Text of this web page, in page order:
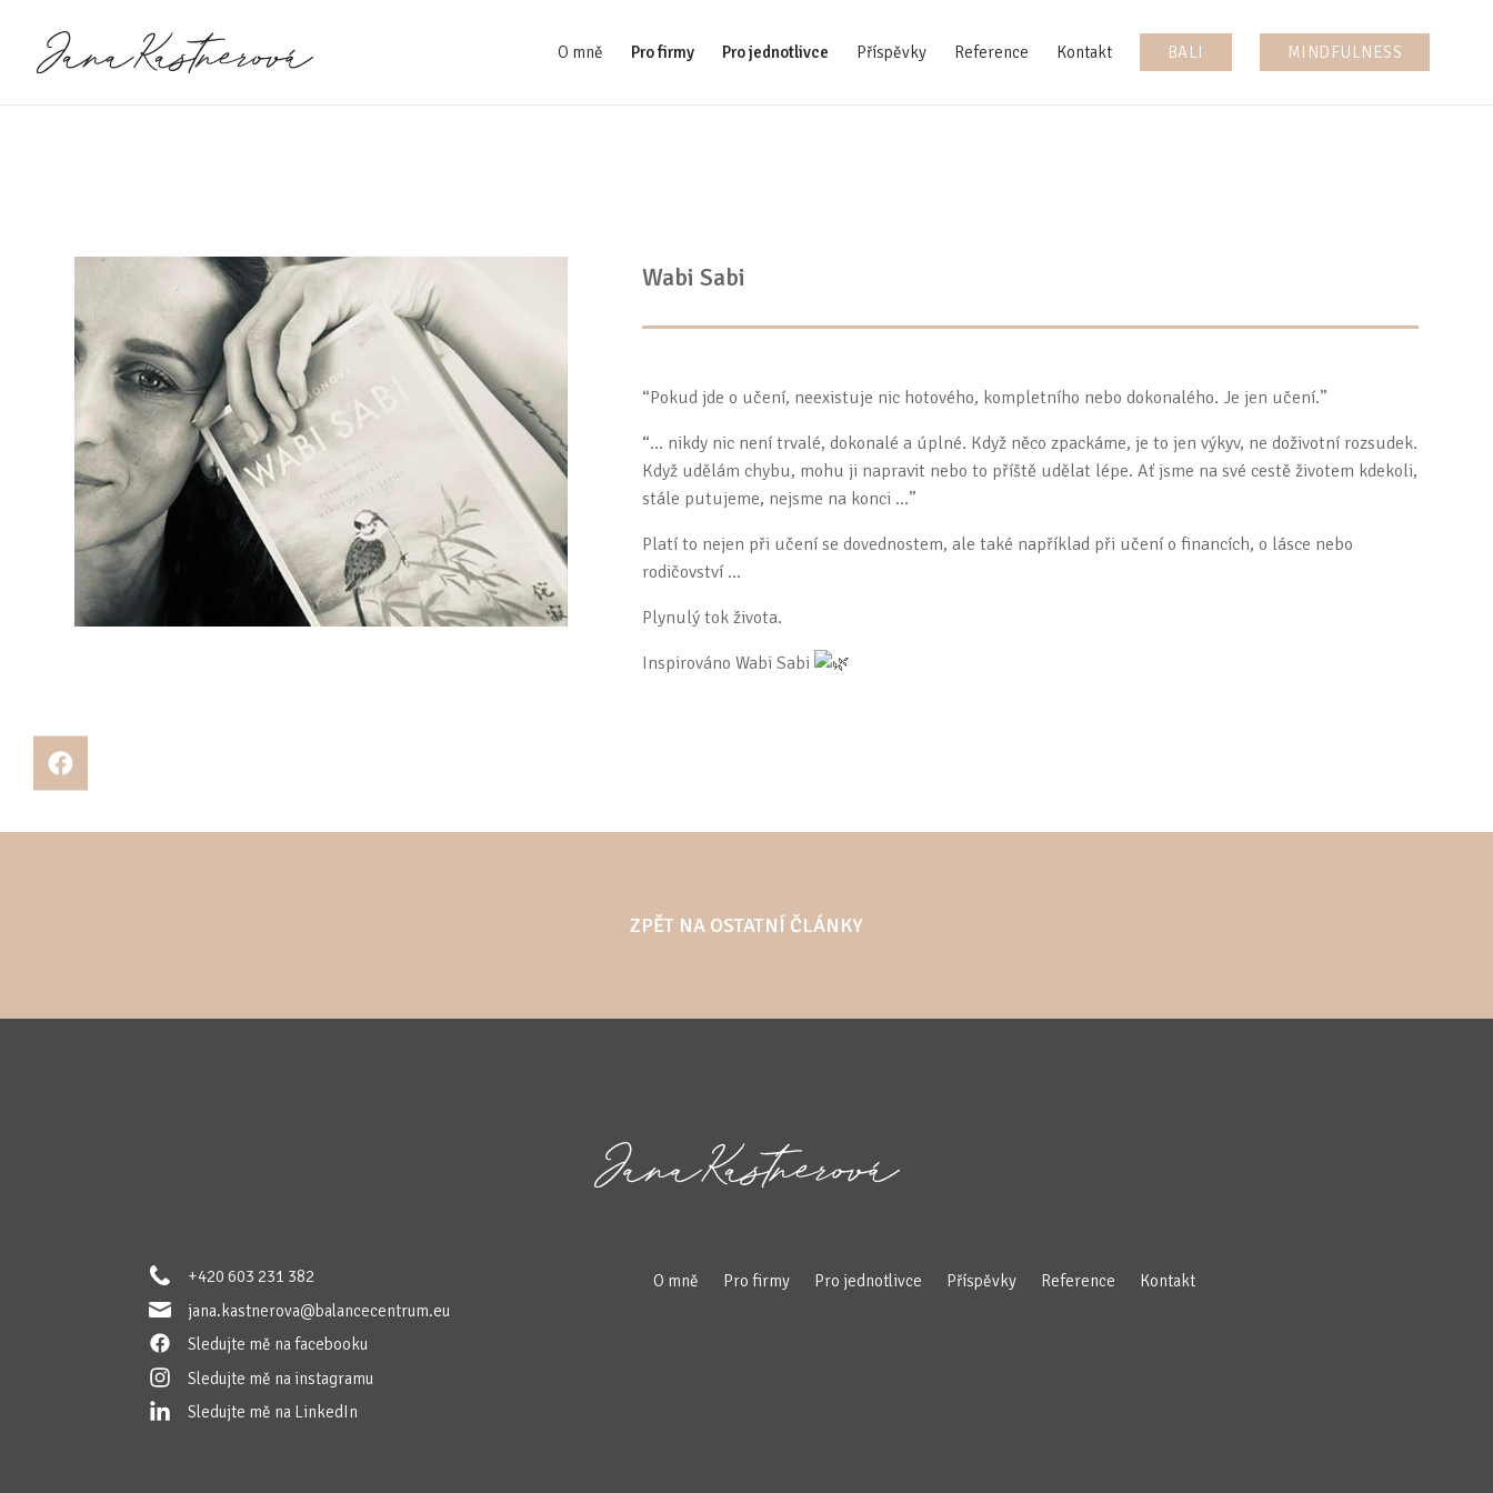
O mně Pro firmy Pro jednotlivce Příspěvky Reference Kontakt BALI MINDFULNESS
Wabi Sabi
“Pokud jde o učení, neexistuje nic hotového, kompletního nebo dokonalého. Je jen učení.”
“… nikdy nic není trvalé, dokonalé a úplné. Když něco zpackáme, je to jen výkyv, ne doživotní rozsudek.
Když udělám chybu, mohu ji napravit nebo to příště udělat lépe. Ať jsme na své cestě životem kdekoli,
stále putujeme, nejsme na konci …”
Platí to nejen při učení se dovednostem, ale také například při učení o financích, o lásce nebo
rodičovství …
Plynulý tok života.
Inspirováno Wabi Sabi
ZPĚT NA OSTATNÍ ČLÁNKY
+420 603 231 382
jana.kastnerova@balancecentrum.eu
Sledujte mě na facebooku
Sledujte mě na instagramu
Sledujte mě na LinkedIn
O mně Pro firmy Pro jednotlivce Příspěvky Reference Kontakt